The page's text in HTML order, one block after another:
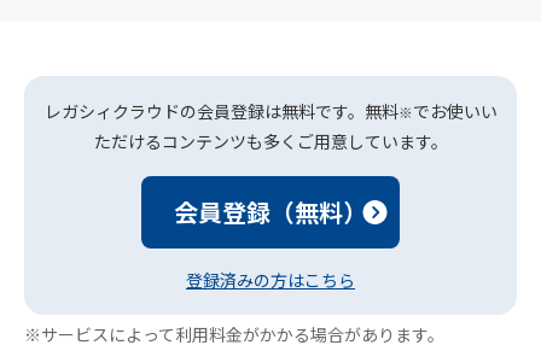
レガシィクラウドの会員登録は無料です。無料※でお使いい
ただけるコンテンツも多くご用意しています。
会員登録（無料）
登録済みの方はこちら
※サービスによって利用料金がかかる場合があります。